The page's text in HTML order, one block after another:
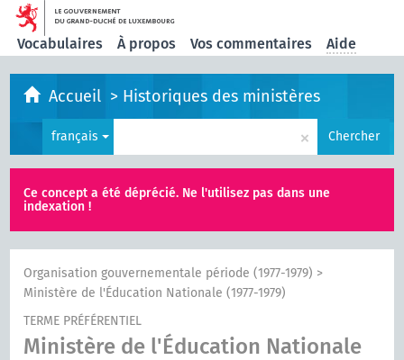
Vocabulaires À propos Vos commentaires Aide
Accueil > Historiques des ministères
français × Chercher
Ce concept a été déprécié. Ne l'utilisez pas dans une
indexation !
Organisation gouvernementale période (1977-1979) >
Ministère de l'Éducation Nationale (1977-1979)
TERME PRÉFÉRENTIEL
Ministère de l'Éducation Nationale